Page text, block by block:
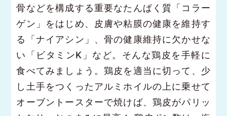
骨などを構成する重要なたんぱく質「コラー
ゲン」をはじめ、皮膚や粘膜の健康を維持す
る「ナイアシン」、骨の健康維持に欠かせな
い「ビタミンK」など。そんな鶏皮を手軽に
食べてみましょう。鶏皮を適当に切って、少
し土手をつくったアルミホイルの上に乗せて
オーブントースターで焼けば、鶏皮がパリッ